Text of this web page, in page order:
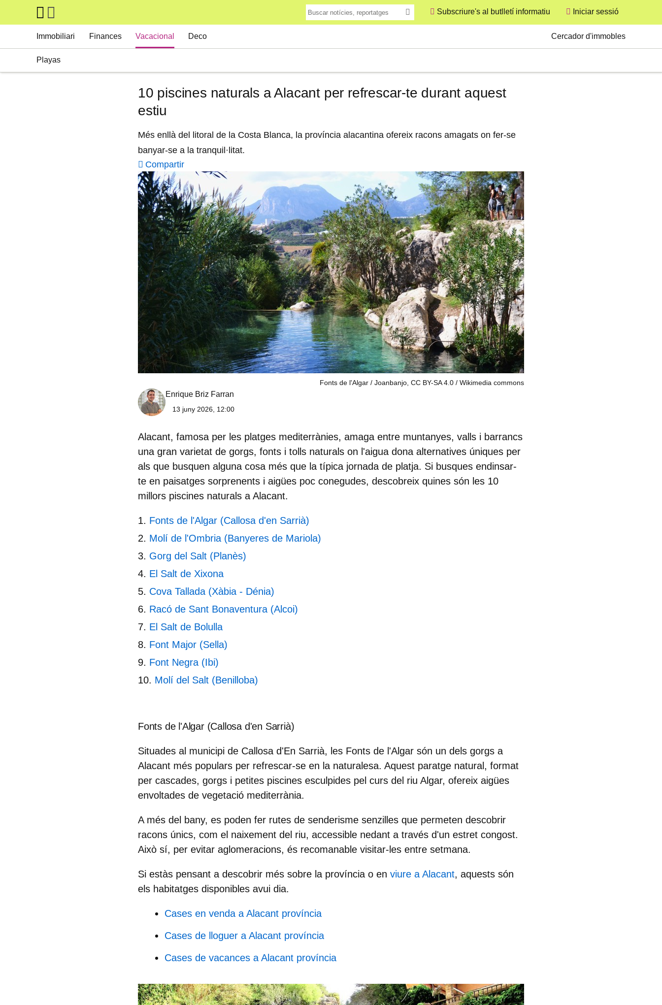
Skip to main content
Subscriure's al butlletí informatiu
User
Iniciar sessió
Immobiliari Finances Vacacional
Playas
Deco Cercador d'immobles
10 piscines naturals a Alacant per refrescar-te durant aquest
estiu
Més enllà del litoral de la Costa Blanca, la província alacantina ofereix racons amagats on fer-se
banyar-se a la tranquil·litat.
Compartir
Fonts de l'Algar / Joanbanjo, CC BY-SA 4.0 Wikimedia commons
Enrique Briz Farran
13 juny 2026, 12:00
Alacant, famosa per les platges mediterrànies, amaga entre muntanyes, valls i barrancs
una gran varietat de gorgs, fonts i tolls naturals on l'aigua dona alternatives úniques per
als que busquen alguna cosa més que la típica jornada de platja. Si busques endinsar-
te en paisatges sorprenents i aigües poc conegudes, descobreix quines són les 10
millors piscines naturals a Alacant.
Fonts de l'Algar (Callosa d'en Sarrià)
Molí de l'Ombria (Banyeres de Mariola)
Gorg del Salt (Planès)
El Salt de Xixona
Cova Tallada (Xàbia - Dénia)
Racó de Sant Bonaventura (Alcoi)
El Salt de Bolulla
Font Major (Sella)
Font Negra (Ibi)
Molí del Salt (Benilloba)
Fonts de l'Algar (Callosa d'en Sarrià)
Situades al municipi de Callosa d'En Sarrià, les Fonts de l'Algar són un dels gorgs a
Alacant més populars per refrescar-se en la naturalesa. Aquest paratge natural, format
per cascades, gorgs i petites piscines esculpides pel curs del riu Algar, ofereix aigües
envoltades de vegetació mediterrània.
A més del bany, es poden fer rutes de senderisme senzilles que permeten descobrir
racons únics, com el naixement del riu, accessible nedant a través d'un estret congost.
Això sí, per evitar aglomeracions, és recomanable visitar-les entre setmana.
Si estàs pensant a descobrir més sobre la província o en viure a Alacant, aquests són
els habitatges disponibles avui dia.
Cases en venda a Alacant província
Cases de lloguer a Alacant província
Cases de vacances a Alacant província